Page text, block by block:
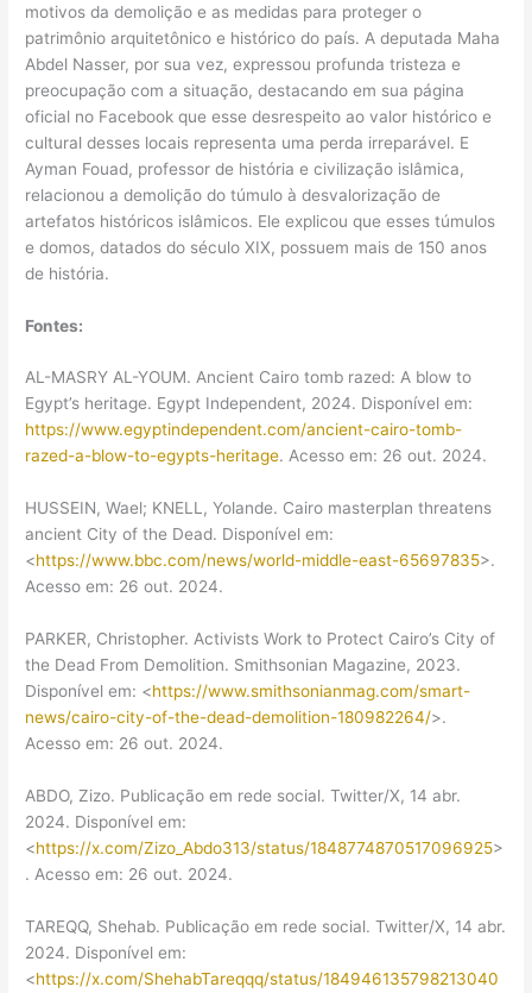
motivos da demolição e as medidas para proteger o
patrimônio arquitetônico e histórico do país. A deputada Maha
Abdel Nasser, por sua vez, expressou profunda tristeza e
preocupação com a situação, destacando em sua página
oficial no Facebook que esse desrespeito ao valor histórico e
cultural desses locais representa uma perda irreparável. E
Ayman Fouad, professor de história e civilização islâmica,
relacionou a demolição do túmulo à desvalorização de
artefatos históricos islâmicos. Ele explicou que esses túmulos
e domos, datados do século XIX, possuem mais de 150 anos
de história.
Fontes:
AL-MASRY AL-YOUM. Ancient Cairo tomb razed: A blow to
Egypt’s heritage. Egypt Independent, 2024. Disponível em:
https://www.egyptindependent.com/ancient-cairo-tomb-
razed-a-blow-to-egypts-heritage. Acesso em: 26 out. 2024.
HUSSEIN, Wael; KNELL, Yolande. Cairo masterplan threatens
ancient City of the Dead. Disponível em:
<https://www.bbc.com/news/world-middle-east-65697835>.
Acesso em: 26 out. 2024.
PARKER, Christopher. Activists Work to Protect Cairo’s City of
the Dead From Demolition. Smithsonian Magazine, 2023.
Disponível em: <https://www.smithsonianmag.com/smart-
news/cairo-city-of-the-dead-demolition-180982264/>.
Acesso em: 26 out. 2024.
ABDO, Zizo. Publicação em rede social. Twitter/X, 14 abr.
2024. Disponível em:
<https://x.com/Zizo_Abdo313/status/1848774870517096925>
. Acesso em: 26 out. 2024.
TAREQQ, Shehab. Publicação em rede social. Twitter/X, 14 abr.
2024. Disponível em:
<https://x.com/ShehabTareqqq/status/184946135798213040